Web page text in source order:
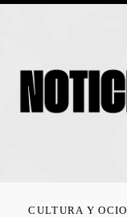
CULTURA Y OCIO